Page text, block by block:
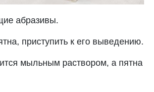
абразивы.
приступить к его выведению.
мыльным раствором, а пятна